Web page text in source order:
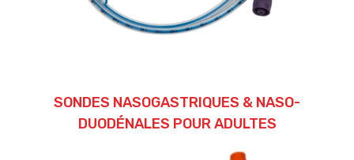
SONDES NASOGASTRIQUES & NASO-
DUODÉNALES POUR ADULTES